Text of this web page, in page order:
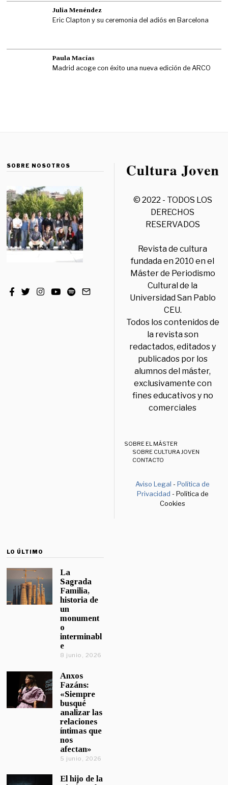
Julia Menéndez
Eric Clapton y su ceremonia del adiós en Barcelona
Paula Macías
Madrid acoge con éxito una nueva edición de ARCO
SOBRE NOSOTROS
© 2022 - TODOS LOS
DERECHOS
RESERVADOS
Revista de cultura
fundada en 2010 en el
Máster de Periodismo
Cultural de la
Universidad San Pablo
CEU.
Todos los contenidos de
la revista son
redactados, editados y
publicados por los
alumnos del máster,
exclusivamente con
fines educativos y no
comerciales
SOBRE EL MÁSTER
SOBRE CULTURA JOVEN
CONTACTO
Aviso Legal -Política de
Privacidad - Política de
Cookies
LO ÚLTIMO
La
Sagrada
Familia,
historia de
un
monument
o
interminabl
e
8 junio, 2026
Anxos
Fazáns:
«Siempre
busqué
analizar las
relaciones
íntimas que
nos
afectan»
5 junio, 2026
El hijo de la